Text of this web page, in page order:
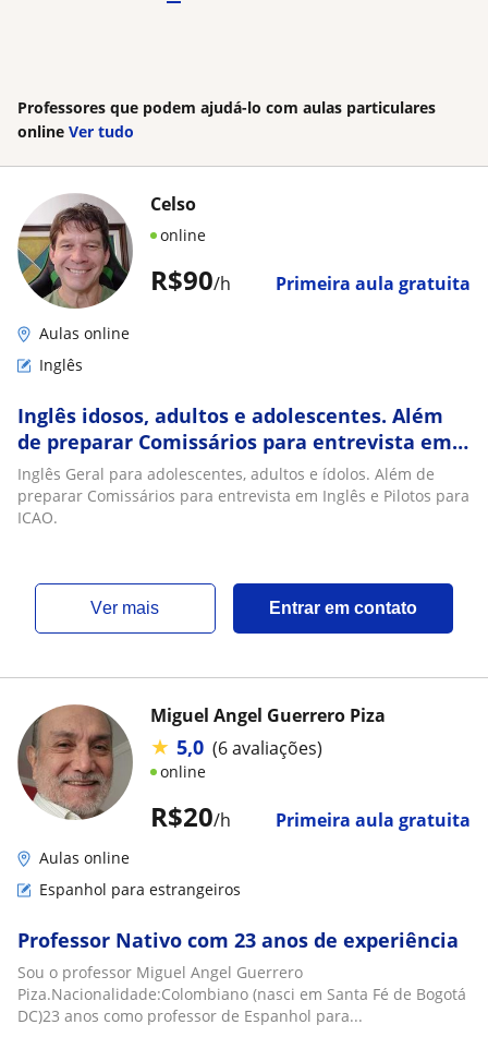
Professores que podem ajudá-lo com aulas particulares
online Ver tudo
R$90/h Primeira aula gratuita
Celso
online
Aulas online
Inglês
Inglês idosos, adultos e adolescentes. Além
de preparar Comissários para entrevista em
Inglês e Pilotos para ICAO
Inglês Geral para adolescentes, adultos e ídolos. Além de
preparar Comissários para entrevista em Inglês e Pilotos para
ICAO.
ver mais Entrar em contato
R$20/h Primeira aula gratuita
Miguel Angel Guerrero Piza
★ 5,0 (6 avaliações)
online
Aulas online
Espanhol para estrangeiros
Professor Nativo com 23 anos de experiência
Sou o professor Miguel Angel Guerrero
Piza.Nacionalidade:Colombiano (nasci em Santa Fé de Bogotá
DC)23 anos como professor de Espanhol para...